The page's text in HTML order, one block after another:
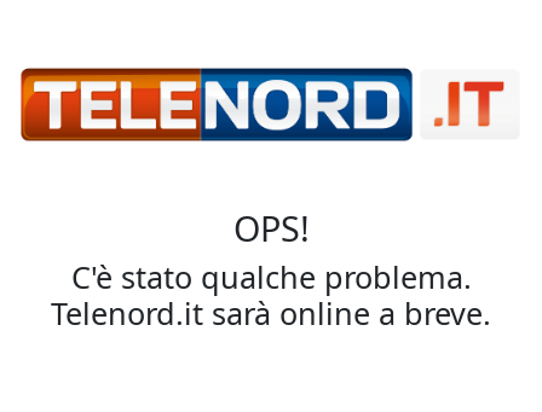
OPS!
C'è stato qualche problema.
Telenord.it sarà online a breve.